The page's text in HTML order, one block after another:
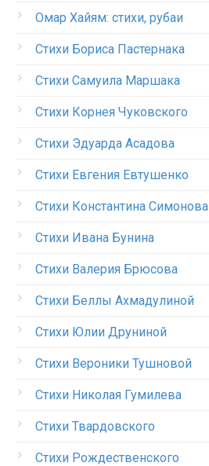
Омар Хайям: стихи, рубаи
Стихи Бориса Пастернака
Стихи Самуила Маршака
Стихи Корнея Чуковского
Стихи Эдуарда Асадова
Стихи Евгения Евтушенко
Стихи Константина Симонова
Стихи Ивана Бунина
Стихи Валерия Брюсова
Стихи Беллы Ахмадулиной
Стихи Юлии Друниной
Стихи Вероники Тушновой
Стихи Николая Гумилева
Стихи Твардовского
Стихи Рождественского